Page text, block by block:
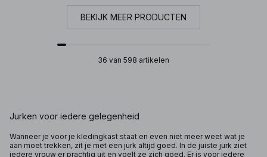
BEKIJK MEER PRODUCTEN
36 van 598 artikelen
Jurken voor iedere gelegenheid
Wanneer je voor je kledingkast staat en even niet meer weet wat je
aan moet trekken, zit je met een jurk altijd goed. In de juiste jurk ziet
iedere vrouw er prachtig uit en voelt ze zich goed. Er is voor iedere